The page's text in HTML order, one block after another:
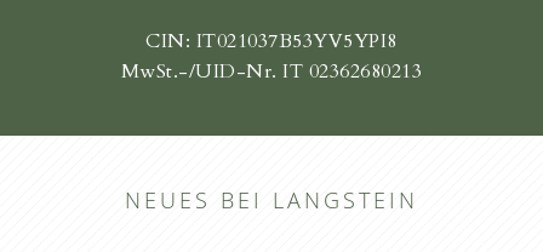
CIN: IT021037B53YV5YPI8
MwSt.-/UID-Nr. IT 02362680213
NEUES BEI LANGSTEIN